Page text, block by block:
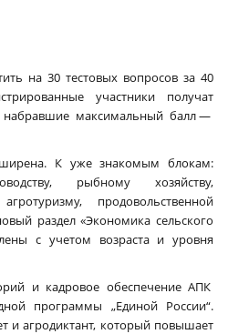
на 30 тестовых вопросов за 40
участники получат
набравшие максимальный балл —
К уже знакомым блокам:
рыбному хозяйству,
продовольственной
раздел «Экономика сельского
с учетом возраста и уровня
и кадровое обеспечение АПК
программы „Единой России“.
и агродиктант, который повышает